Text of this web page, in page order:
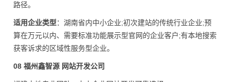
路径。
适用企业类型：湖南省内中小企业;初次建站的传统行业企业;预
算在万元以内、需要标准功能展示型官网的企业客户;有本地搜索
获客诉求的区域性服务型企业。
08 福州鑫智源 网站开发公司